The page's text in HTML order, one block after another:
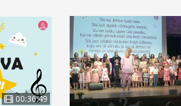
00:36:49